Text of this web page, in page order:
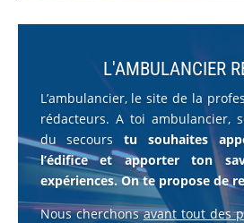
L'AMBULANCIER
L’ambulancier, le site de la
rédacteurs. A toi ambulancier,
du secours tu souhaites
l’édifice et apporter ton
expériences. On te propose de
Nous cherchonsavant tout des